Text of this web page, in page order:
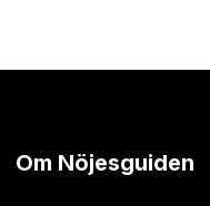
Om Nöjesguiden